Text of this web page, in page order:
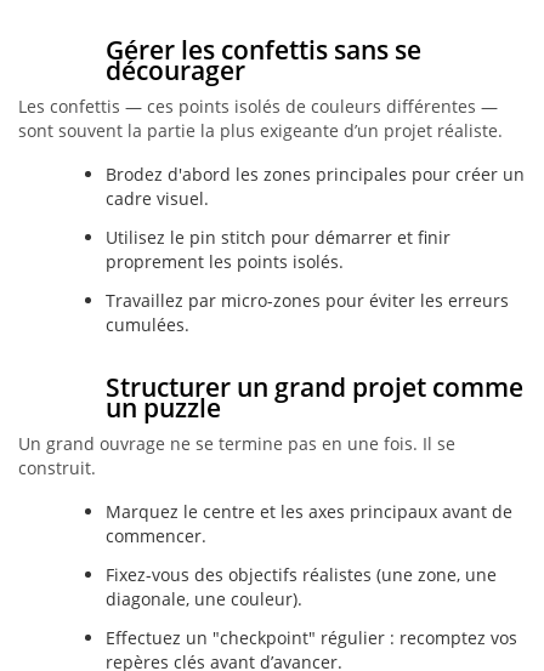
Gérer les confettis sans se
décourager
Les confettis — ces points isolés de couleurs différentes —
sont souvent la partie la plus exigeante d’un projet réaliste.
Brodez d'abord les zones principales pour créer un
cadre visuel.
Utilisez le pin stitch pour démarrer et finir
proprement les points isolés.
Travaillez par micro-zones pour éviter les erreurs
cumulées.
Structurer un grand projet comme
un puzzle
Un grand ouvrage ne se termine pas en une fois. Il se
construit.
Marquez le centre et les axes principaux avant de
commencer.
Fixez-vous des objectifs réalistes (une zone, une
diagonale, une couleur).
Effectuez un "checkpoint" régulier : recomptez vos
repères clés avant d’avancer.